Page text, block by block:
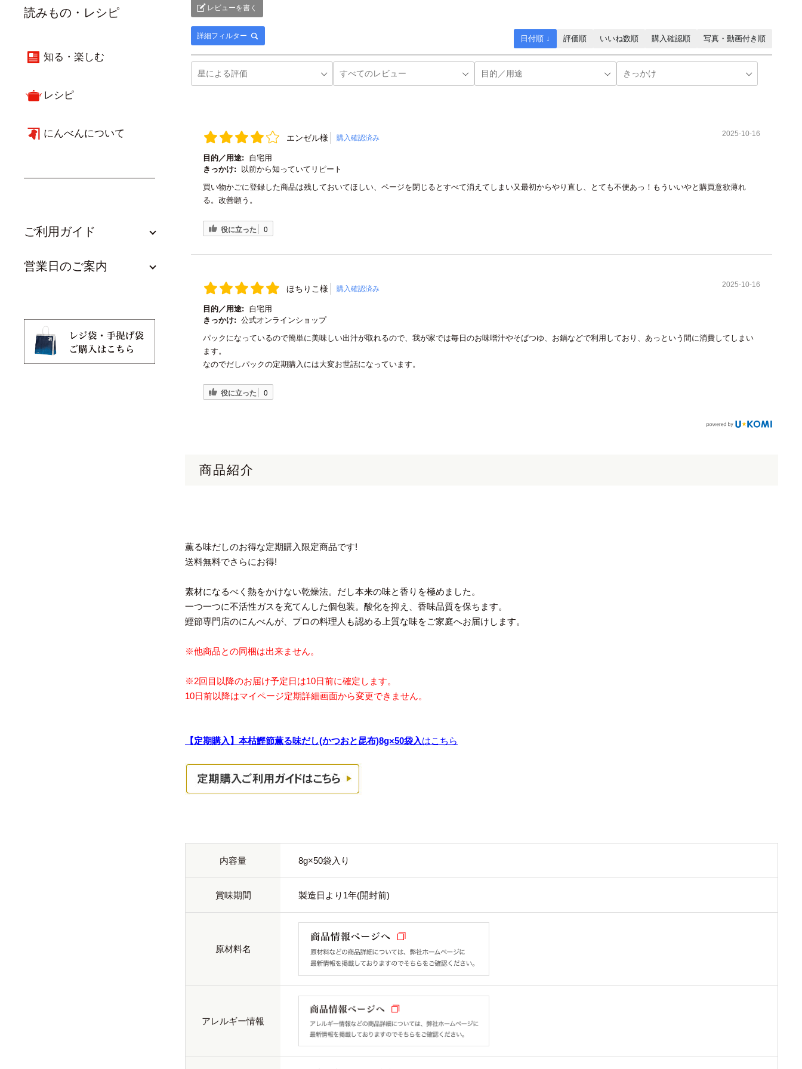
読みもの・レシピ
知る・楽しむ
レシピ
にんべんについて
ご利用ガイド
営業日のご案内
レビューを書く
詳細フィルター 日付順 ↓ 評価順 いいね数順 購入確認順 写真・動画付き順
エンゼル様 購入確認済み 2025-10-16
目的／用途:
自宅用
きっかけ:
以前から知っていてリピート
買い物かごに登録した商品は残しておいてほしい、ページを閉じるとすべて消えてしまい又最初からやり直し、とても不便あっ！もういいやと購買意欲薄れ
る。改善願う。
役に立った 0
ほちりこ様 購入確認済み 2025-10-16
目的／用途:
自宅用
きっかけ: 公式オンラインショップ
パックになっているので簡単に美味しい出汁が取れるので、我が家では毎日のお味噌汁やそばつゆ、お鍋などで利用しており、あっという間に消費してしまい
ます。
なのでだしパックの定期購入には大変お世話になっています。
役に立った 0
商品紹介
薫る味だしのお得な定期購入限定商品です!
送料無料でさらにお得!
素材になるべく熱をかけない乾燥法。だし本来の味と香りを極めました。
一つ一つに不活性ガスを充てんした個包装。酸化を抑え、香味品質を保ちます。
鰹節専門店のにんべんが、プロの料理人も認める上質な味をご家庭へお届けします。
※他商品との同梱は出来ません。
※2回目以降のお届け予定日は10日前に確定します。
10日前以降はマイページ定期詳細画面から変更できません。
【定期購入】本枯鰹節薫る味だし(かつおと昆布)8g×50袋入はこちら
内容量 8g×50袋入り
賞味期間 製造日より1年(開封前)
原材料名
アレルギー情報